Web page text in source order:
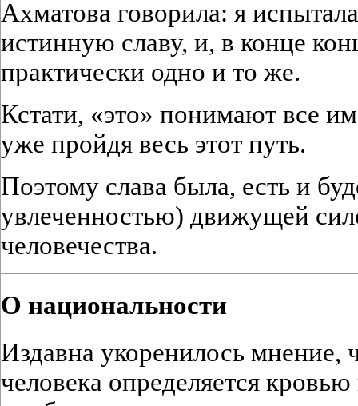
Ахматова говорила: я
истинную славу, и, в конце
практически одно и то же.
Кстати, «это» понимают все
уже пройдя весь этот путь.
Поэтому слава была, есть и
увлеченностью) движущей
человечества.
О национальности
Издавна укоренилось мнение,
человека определяется